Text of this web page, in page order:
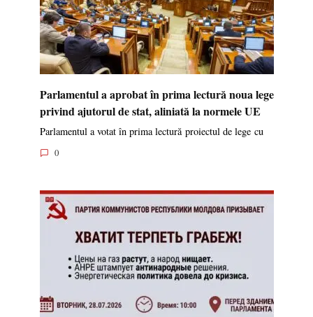
Parlamentul a aprobat în prima lectură noua lege
privind ajutorul de stat, aliniată la normele UE
Parlamentul a votat în prima lectură proiectul de lege cu
0